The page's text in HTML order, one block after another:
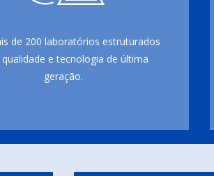
de 200 laboratórios estruturados
e tecnologia de última
geração.